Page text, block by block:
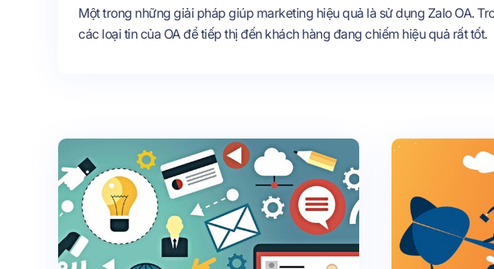
Một trong những giải pháp giúp marketing hiệu quả là sử dụng Zalo OA.
các loại tin của OA để tiếp thị đến khách hàng đang chiếm hiệu quả rất tốt.